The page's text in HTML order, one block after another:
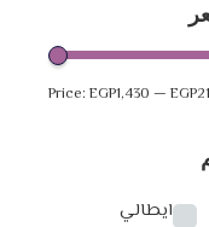
Price: EGP1,430 —
ايطالي